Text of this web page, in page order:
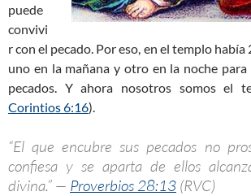
puede
convivi
r con el pecado. Por eso, en el templo había
uno en la mañana y otro en la noche
pecados. Y ahora nosotros somos el
Corintios 6:16).
“El que encubre sus pecados no
confiesa y se aparta de ellos
divina.” — Proverbios 28:13 (RVC)